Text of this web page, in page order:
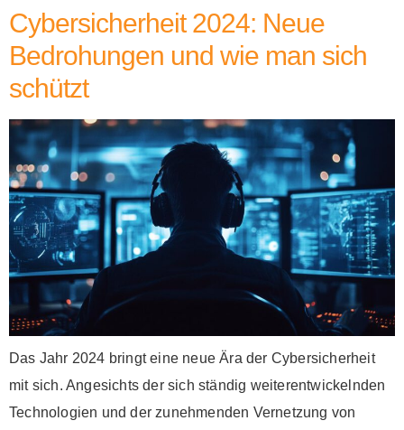
Cybersicherheit 2024: Neue
Bedrohungen und wie man sich
schützt
Das Jahr 2024 bringt eine neue Ära der Cybersicherheit
mit sich. Angesichts der sich ständig weiterentwickelnden
Technologien und der zunehmenden Vernetzung von